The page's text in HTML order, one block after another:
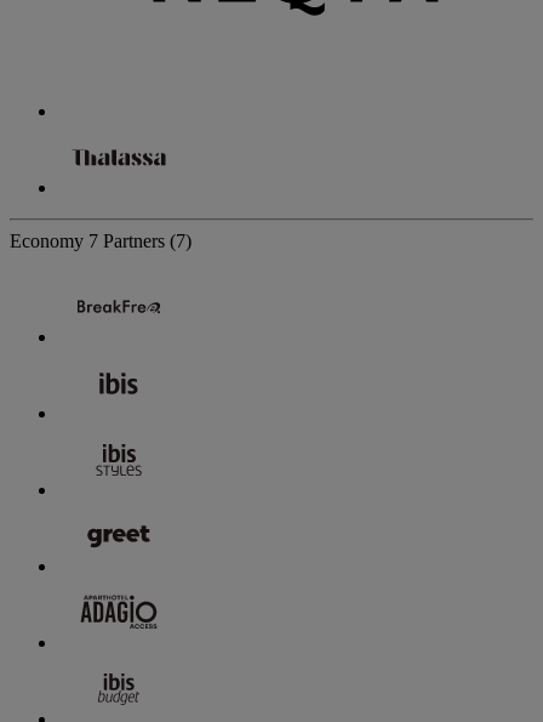
Economy 7 Partners (7)